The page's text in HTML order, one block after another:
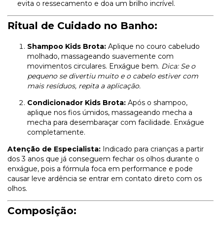
evita o ressecamento e doa um brilho incrível.
Ritual de Cuidado no Banho:
Shampoo Kids Brota: Aplique no couro cabeludo
molhado, massageando suavemente com
movimentos circulares. Enxágue bem. Dica: Se o
pequeno se divertiu muito e o cabelo estiver com
mais resíduos, repita a aplicação.
Condicionador Kids Brota: Após o shampoo,
aplique nos fios úmidos, massageando mecha a
mecha para desembaraçar com facilidade. Enxágue
completamente.
Atenção de Especialista: Indicado para crianças a partir
dos 3 anos que já conseguem fechar os olhos durante o
enxágue, pois a fórmula foca em performance e pode
causar leve ardência se entrar em contato direto com os
olhos.
Composição: